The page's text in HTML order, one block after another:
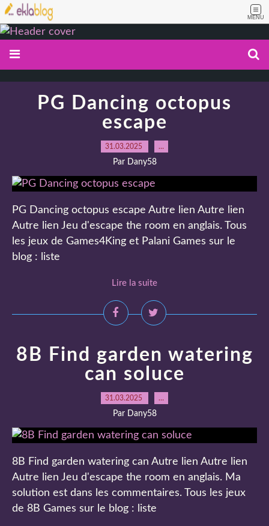
MENU
PG Dancing octopus
escape
31.03.2025 …
Par Dany58
PG Dancing octopus escape Autre lien Autre lien
Autre lien Jeu d'escape the room en anglais. Tous
les jeux de Games4King et Palani Games sur le
blog : liste
Lire la suite
8B Find garden watering
can soluce
31.03.2025 …
Par Dany58
8B Find garden watering can Autre lien Autre lien
Autre lien Jeu d'escape the room en anglais. Ma
solution est dans les commentaires. Tous les jeux
de 8B Games sur le blog : liste